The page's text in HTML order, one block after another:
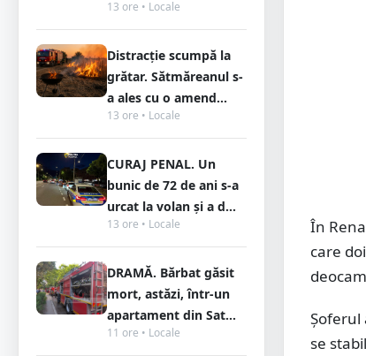
13 ore • Locale
Distracție scumpă la
grătar. Sătmăreanul s-
a ales cu o amend...
13 ore • Locale
CURAJ PENAL. Un
bunic de 72 de ani s-a
urcat la volan și a d...
13 ore • Locale
DRAMĂ. Bărbat găsit
mort, astăzi, într-un
apartament din Sat...
11 ore • Locale
În
care
Șoferul
se